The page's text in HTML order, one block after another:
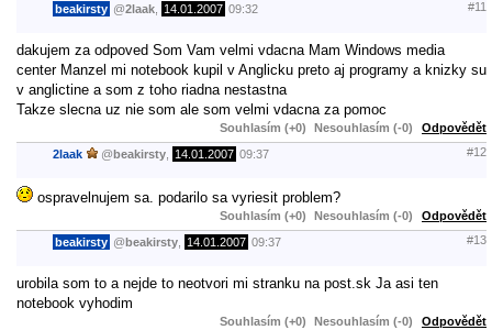
beakirsty @2laak 14.01.2007 09:32 #11
dakujem za odpoved Som Vam velmi vdacna Mam Windows media
center Manzel mi notebook kupil v Anglicku preto aj programy a knizky su
v anglictine a som z toho riadna nestastna
Takze slecna uz nie som ale som velmi vdacna za pomoc
Souhlasím (+0) Nesouhlasím (-0) Odpovědět
2laak @beakirsty 14.01.2007 09:37 #12
ospravelnujem sa. podarilo sa vyriesit problem?
Souhlasím (+0) Nesouhlasím (-0) Odpovědět
beakirsty @beakirsty 14.01.2007 09:37 #13
urobila som to a nejde to neotvori mi stranku na post.sk Ja asi ten
notebook vyhodim
Souhlasím (+0) Nesouhlasím (-0) Odpovědět